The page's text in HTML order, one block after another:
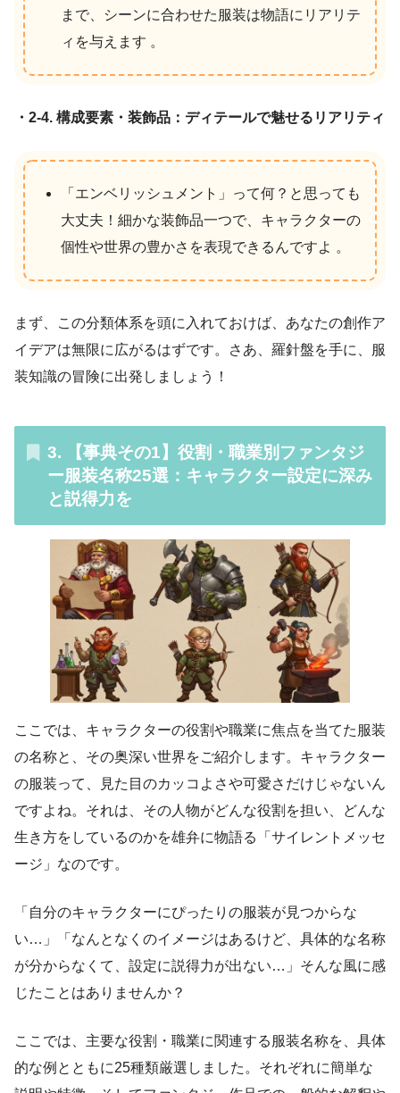
まで、シーンに合わせた服装は物語にリアリテ
ィを与えます 。
・2-4. 構成要素・装飾品：ディテールで魅せるリアリティ
「エンベリッシュメント」って何？と思っても
大丈夫！細かな装飾品一つで、キャラクターの
個性や世界の豊かさを表現できるんですよ 。
まず、この分類体系を頭に入れておけば、あなたの創作ア
イデアは無限に広がるはずです。さあ、羅針盤を手に、服
装知識の冒険に出発しましょう！
3. 【事典その1】役割・職業別ファンタジ
ー服装名称25選：キャラクター設定に深み
と説得力を
ここでは、キャラクターの役割や職業に焦点を当てた服装
の名称と、その奥深い世界をご紹介します。キャラクター
の服装って、見た目のカッコよさや可愛さだけじゃないん
ですよね。それは、その人物がどんな役割を担い、どんな
生き方をしているのかを雄弁に物語る「サイレントメッセ
ージ」なのです。
「自分のキャラクターにぴったりの服装が見つからな
い…」「なんとなくのイメージはあるけど、具体的な名称
が分からなくて、設定に説得力が出ない…」そんな風に感
じたことはありませんか？
ここでは、主要な役割・職業に関連する服装名称を、具体
的な例とともに25種類厳選しました。それぞれに簡単な